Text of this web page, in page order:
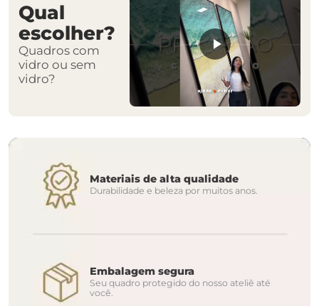
Qual
escolher?
Quadros com
vidro ou sem
vidro?
Materiais de alta qualidade
Durabilidade e beleza por muitos anos.
Embalagem segura
Seu quadro protegido do nosso ateliê até
você.